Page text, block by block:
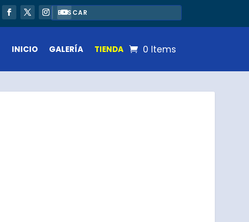
INICIO GALERÍA TIENDA 0 Items